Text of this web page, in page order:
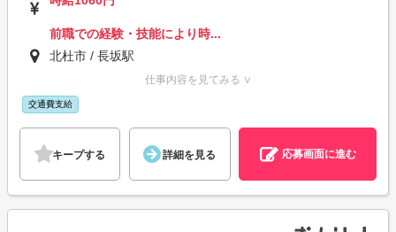
前職での経験・技能により時...
北杜市 / 長坂駅
仕事内容を見てみる ∨
交通費支給
キープする 詳細を見る 応募画面に進む